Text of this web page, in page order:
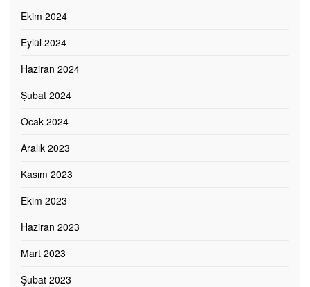
Ekim 2024
Eylül 2024
Haziran 2024
Şubat 2024
Ocak 2024
Aralık 2023
Kasım 2023
Ekim 2023
Haziran 2023
Mart 2023
Şubat 2023